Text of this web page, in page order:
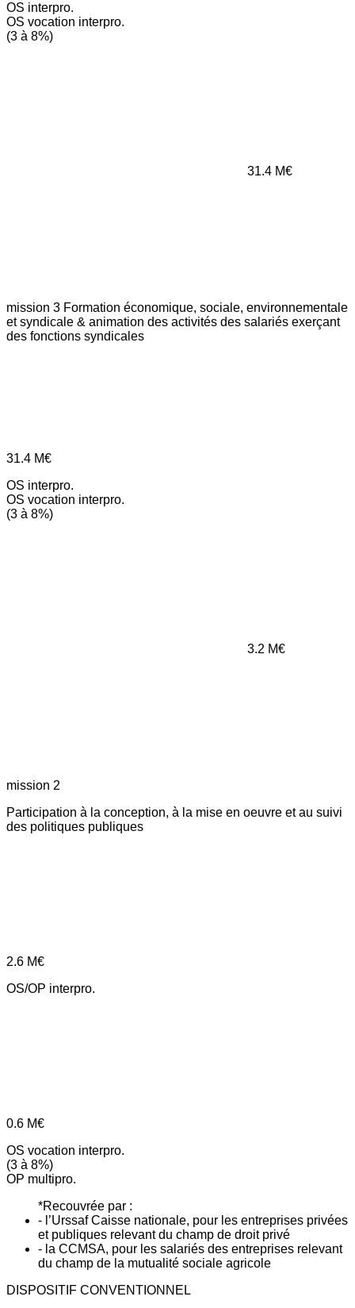
OS interpro.
OS vocation interpro.
(3 à 8%)
31.4 M€
mission 3 Formation économique, sociale, environnementale
et syndicale & animation des activités des salariés exerçant
des fonctions syndicales
31.4 M€
OS interpro.
OS vocation interpro.
(3 à 8%)
3.2 M€
mission 2
Participation à la conception, à la mise en oeuvre et au suivi
des politiques publiques
2.6 M€
OS/OP interpro.
0.6 M€
OS vocation interpro.
(3 à 8%)
OP multipro.
*Recouvrée par :
- l’Urssaf Caisse nationale, pour les entreprises privées
et publiques relevant du champ de droit privé
- la CCMSA, pour les salariés des entreprises relevant
du champ de la mutualité sociale agricole
DISPOSITIF CONVENTIONNEL